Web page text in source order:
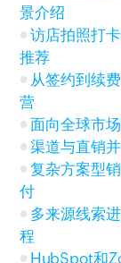
景介绍
访店拍照打
推荐
从签约到续
营
面向全球市
渠道与直销
复杂方案型
付
多来源线索
程
HubSpot和